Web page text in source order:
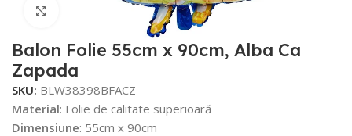
Faceți click pentru a mări
Balon Folie 55cm x 90cm, Alba Ca
Zapada
SKU: BLW38398BFACZ
Material: Folie de calitate superioară
Dimensiune: 55cm x 90cm